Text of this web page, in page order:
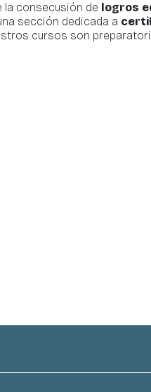
la consecusión de logros
sección dedicada a
cursos son